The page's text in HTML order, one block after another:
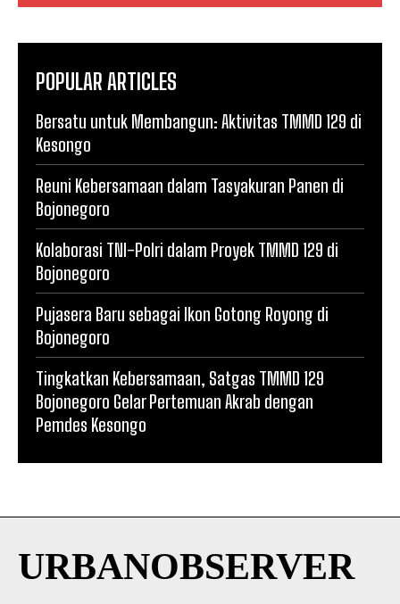
POPULAR ARTICLES
Bersatu untuk Membangun: Aktivitas TMMD 129 di
Kesongo
Reuni Kebersamaan dalam Tasyakuran Panen di
Bojonegoro
Kolaborasi TNI-Polri dalam Proyek TMMD 129 di
Bojonegoro
Pujasera Baru sebagai Ikon Gotong Royong di
Bojonegoro
Tingkatkan Kebersamaan, Satgas TMMD 129
Bojonegoro Gelar Pertemuan Akrab dengan
Pemdes Kesongo
URBANOBSERVER